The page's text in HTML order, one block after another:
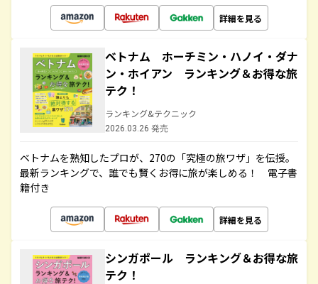
詳細を見る
ベトナム ホーチミン・ハノイ・ダナ
ン・ホイアン ランキング＆お得な旅
テク！
ランキング&テクニック
2026.03.26 発売
ベトナムを熟知したプロが、270の「究極の旅ワザ」を伝授。
最新ランキングで、誰でも賢くお得に旅が楽しめる！ 電子書
籍付き
詳細を見る
シンガポール ランキング＆お得な旅
テク！